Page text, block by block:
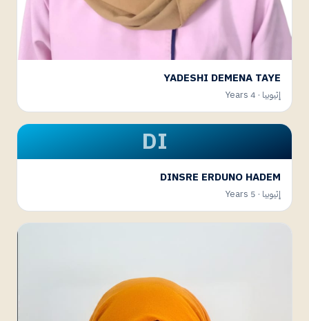
YADESHI DEMENA TAYE
إثيوبيا · 4 Years
DI
DINSRE ERDUNO HADEM
إثيوبيا · 5 Years